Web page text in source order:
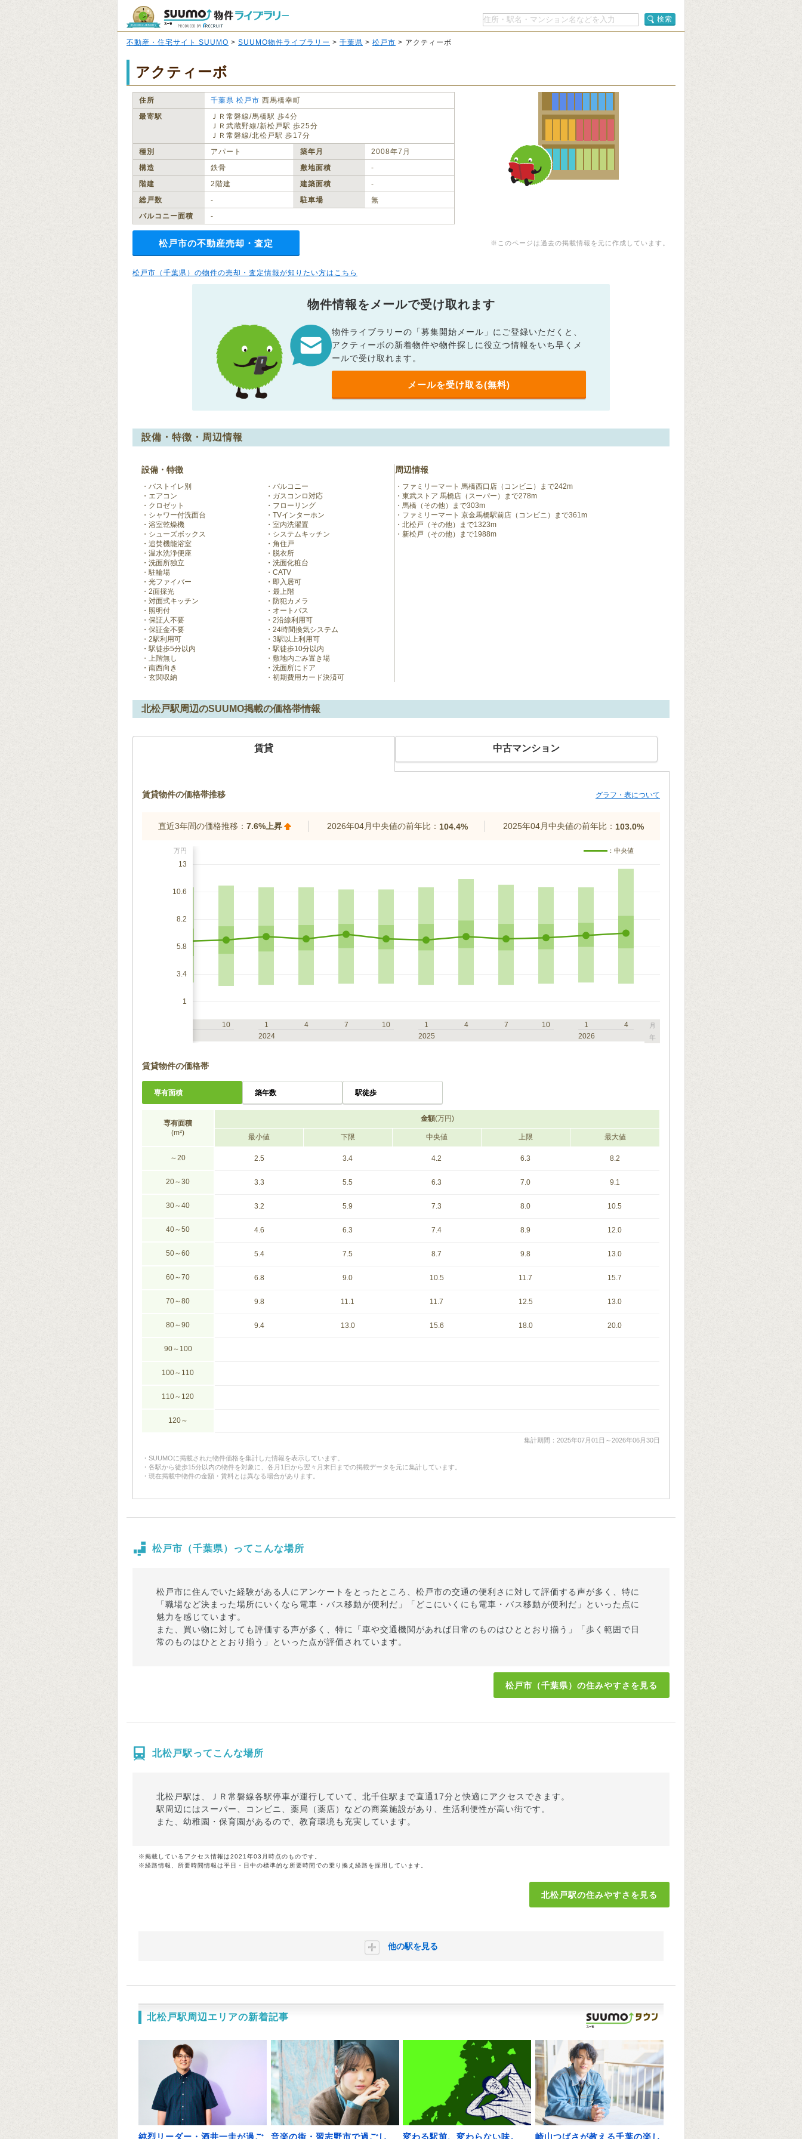
検索
不動産・住宅サイト SUUMO > SUUMO物件ライブラリー > 千葉県 > 松戸市 > アクティーボ
アクティーボ
住所 千葉県 松戸市 西馬橋幸町
最寄駅
ＪＲ常磐線/馬橋駅 歩4分
ＪＲ武蔵野線/新松戸駅 歩25分
ＪＲ常磐線/北松戸駅 歩17分
種別
アパート 築年月
2008年7月
構造
鉄骨 敷地面積
‐
階建
2階建 建築面積
‐
総戸数
‐ 駐車場
無
バルコニー面積
‐
※このページは過去の掲載情報を元に作成しています。
松戸市の不動産売却・査定
松戸市（千葉県）の物件の売却・査定情報が知りたい方はこちら
物件情報をメールで受け取れます
物件ライブラリーの「募集開始メール」にご登録いただくと、
アクティーボの新着物件や物件探しに役立つ情報をいち早くメ
ールで受け取れます。
メールを受け取る(無料)
設備・特徴・周辺情報
設備・特徴
バストイレ別
バルコニー
エアコン
ガスコンロ対応
クロゼット
フローリング
シャワー付洗面台
TVインターホン
浴室乾燥機
室内洗濯置
シューズボックス
システムキッチン
追焚機能浴室
角住戸
温水洗浄便座
脱衣所
洗面所独立
洗面化粧台
駐輪場
CATV
光ファイバー
即入居可
2面採光
最上階
対面式キッチン
防犯カメラ
照明付
オートバス
保証人不要
2沿線利用可
保証金不要
24時間換気システム
2駅利用可
3駅以上利用可
駅徒歩5分以内
駅徒歩10分以内
上階無し
敷地内ごみ置き場
南西向き
洗面所にドア
玄関収納
初期費用カード決済可
周辺情報
ファミリーマート 馬橋西口店（コンビニ）まで242m
東武ストア 馬橋店（スーパー）まで278m
馬橋（その他）まで303m
ファミリーマート 京金馬橋駅前店（コンビニ）まで361m
北松戸（その他）まで1323m
新松戸（その他）まで1988m
北松戸駅周辺のSUUMO掲載の価格帯情報
賃貸 中古マンション
賃貸物件の価格帯推移 グラフ・表について
直近3年間の価格推移： 7.6%上昇 2026年04月中央値の前年比： 104.4% 2025年04月中央値の前年比： 103.0%
万円
13
10.6
8.2
5.8
3.4
1
：中央値
10
1 4 7
10
2024
1 4 7
10
2025
1
4
2026
月
年
賃貸物件の価格帯
専有面積 築年数 駅徒歩
専有面積
(m²)
金額(万円)
最小値 下限 中央値 上限 最大値
～20 2.5 3.4 4.2 6.3 8.2
20～30 3.3 5.5 6.3 7.0 9.1
30～40 3.2 5.9 7.3 8.0 10.5
40～50 4.6 6.3 7.4 8.9 12.0
50～60 5.4 7.5 8.7 9.8 13.0
60～70 6.8 9.0 10.5 11.7 15.7
70～80 9.8 11.1 11.7 12.5 13.0
80～90 9.4 13.0 15.6 18.0 20.0
90～100
100～110
110～120
120～
集計期間：2025年07月01日～2026年06月30日
SUUMOに掲載された物件価格を集計した情報を表示しています。
各駅から徒歩15分以内の物件を対象に、各月1日から翌々月末日までの掲載データを元に集計しています。
現在掲載中物件の金額・賃料とは異なる場合があります。
松戸市（千葉県）ってこんな場所
松戸市に住んでいた経験がある人にアンケートをとったところ、松戸市の交通の便利さに対して評価する声が多く、特に
「職場など決まった場所にいくなら電車・バス移動が便利だ」「どこにいくにも電車・バス移動が便利だ」といった点に
魅力を感じています。
また、買い物に対しても評価する声が多く、特に「車や交通機関があれば日常のものはひととおり揃う」「歩く範囲で日
常のものはひととおり揃う」といった点が評価されています。
松戸市（千葉県）の住みやすさを見る
北松戸駅ってこんな場所
北松戸駅は、ＪＲ常磐線各駅停車が運行していて、北千住駅まで直通17分と快適にアクセスできます。
駅周辺にはスーパー、コンビニ、薬局（薬店）などの商業施設があり、生活利便性が高い街です。
また、幼稚園・保育園があるので、教育環境も充実しています。
※掲載しているアクセス情報は2021年03月時点のものです。
※経路情報、所要時間情報は平日・日中の標準的な所要時間での乗り換え経路を採用しています。
北松戸駅の住みやすさを見る
他の駅を見る
北松戸駅周辺エリアの新着記事
純烈リーダー・酒井一圭が過ご 音楽の街・習志野市で過ごし 変わる駅前、変わらない味。 崎山つばさが教える千葉の楽し